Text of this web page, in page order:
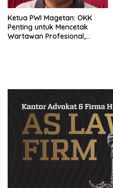
Ketua PWI Magetan: OKK
Penting untuk Mencetak
Wartawan Profesional,